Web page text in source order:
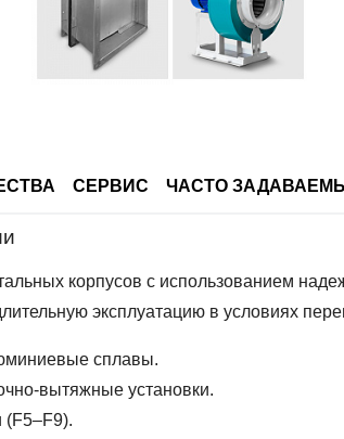
СЕРВИС ЧАСТО
корпусов с использованием
эксплуатацию в условиях
сплавы.
вытяжные установки.
(F5–F9).